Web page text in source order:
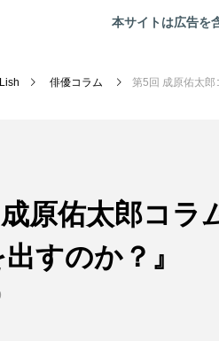
本サイトは広告を
俳優コラム 第5回 成原佑太郎コラム『蒔
原佑太郎コラ
すのか？』